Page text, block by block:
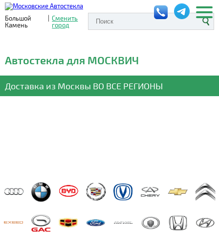
Большой
Камень
| Сменить
город
Автостекла для МОСКВИЧ
Доставка из Москвы ВО ВСЕ РЕГИОНЫ